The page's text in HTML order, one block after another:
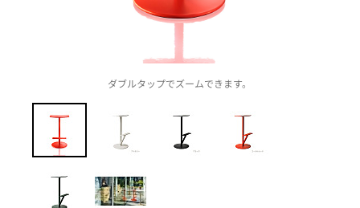
ダブルタップでズームできます。